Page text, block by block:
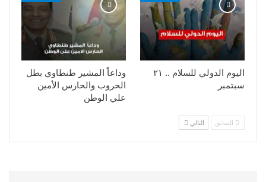
وداعاً المشير طنطاوي بطل
الحروب والحارس الأمين
علي الوطن
اليوم الدولي للسلام .. ٢١
سبتمبر
السابق التالي